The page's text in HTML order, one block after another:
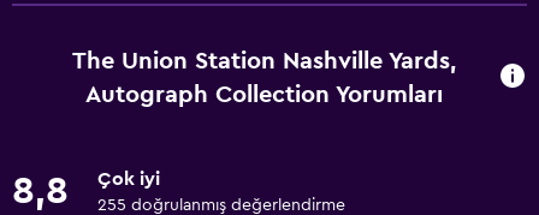
Birimin tamamına tekerlekli sandalye ile erişilebilir
Hipoalerjenik
Hipoalerjenik yastık
Özel Sigara İçilir Alan
The Union Station Nashville Yards,
Autograph Collection Yorumları
8,8 Çok iyi
255 doğrulanmış değerlendirme